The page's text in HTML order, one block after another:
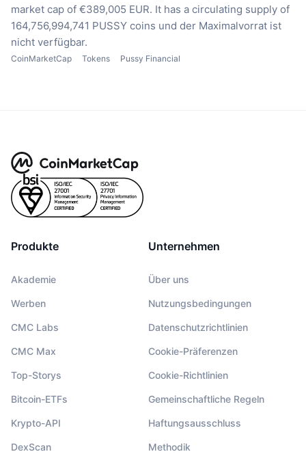
market cap of €389,005 EUR. It has a circulating supply of
164,756,994,741 PUSSY coins und der Maximalvorrat ist
nicht verfügbar.
CoinMarketCap Tokens Pussy Financial
Produkte
Akademie
Werben
CMC Labs
CMC Max
Top-Storys
Bitcoin-ETFs
Krypto-API
DexScan
Unternehmen
Über uns
Nutzungsbedingungen
Datenschutzrichtlinien
Cookie-Präferenzen
Cookie-Richtlinien
Gemeinschaftliche Regeln
Haftungsausschluss
Methodik